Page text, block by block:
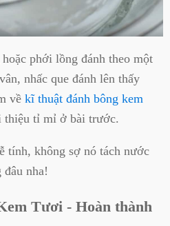
hoặc phới lồng đánh theo một
nhấc que đánh lên thấy
về kĩ thuật đánh bông kem
thiệu tỉ mỉ ở bài trước.
tính, không sợ nó tách nước
nha!
Tươi - Hoàn thành